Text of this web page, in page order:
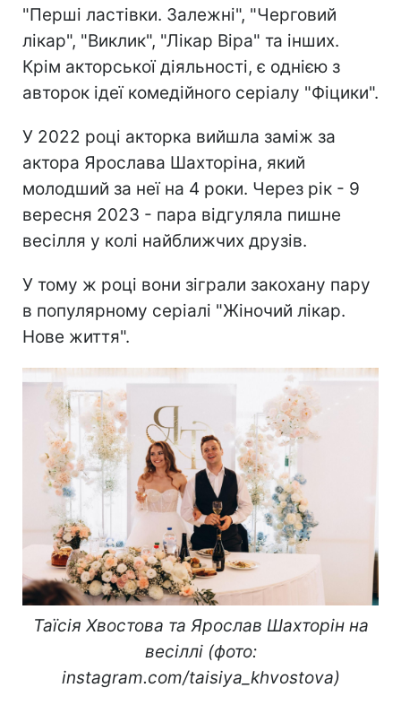
"Перші ластівки. Залежні", "Черговий
лікар", "Виклик", "Лікар Віра" та інших.
Крім акторської діяльності, є однією з
авторок ідеї комедійного серіалу "Фіцики".
У 2022 році акторка вийшла заміж за
актора Ярослава Шахторіна, який
молодший за неї на 4 роки. Через рік - 9
вересня 2023 - пара відгуляла пишне
весілля у колі найближчих друзів.
У тому ж році вони зіграли закохану пару
в популярному серіалі "Жіночий лікар.
Нове життя".
Таїсія Хвостова та Ярослав Шахторін на
весіллі (фото:
instagram.com/taisiya_khvostova)